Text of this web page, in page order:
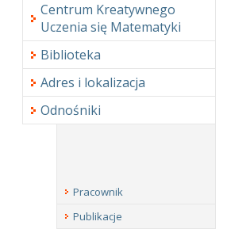
Centrum Kreatywnego
Uczenia się Matematyki
Biblioteka
Adres i lokalizacja
Odnośniki
Pracownik
Publikacje